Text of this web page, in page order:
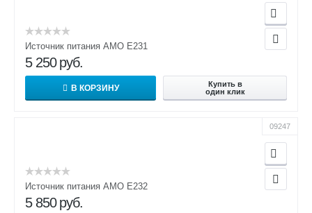
Источник питания AMO E231
5 250 руб.
В КОРЗИНУ
Купить в
один клик
09247
Источник питания AMO E232
5 850 руб.